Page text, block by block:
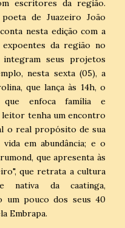
escritores da região.
de Juazeiro João
nesta edição com a
da região no
seus projetos
nesta sexta (05), a
que lança às 14h, o
enfoca família e
leitor tenha um encontro
o real propósito de sua
em abundância; e o
que apresenta às
que retrata a cultura
da caatinga,
um pouco dos seus 40
Embrapa.